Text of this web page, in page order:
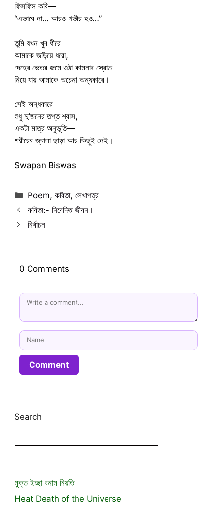
ফিসফিস করি—
“এভাবে না… আরও গভীর হও…”
তুমি যখন খুব ধীরে
আমাকে জড়িয়ে ধরো,
দেহের ভেতর জমে ওঠা কামনার স্রোত
নিয়ে যায় আমাকে অচেনা অন্ধকারে।
সেই অন্ধকারে
শুধু দু’জনের তপ্ত শ্বাস,
একটা মাত্র অনুভূতি—
শরীরের জ্বালা ছাড়া আর কিছুই নেই।
Swapan Biswas
Categories
Poem,কবিতা,লেখাপত্র
কবিতা:- নিবেদিত জীবন।
নির্বাচন
0 Comments
Name
Search
মুক্ত ইচ্ছা বনাম নিয়তি
Heat Death of the Universe